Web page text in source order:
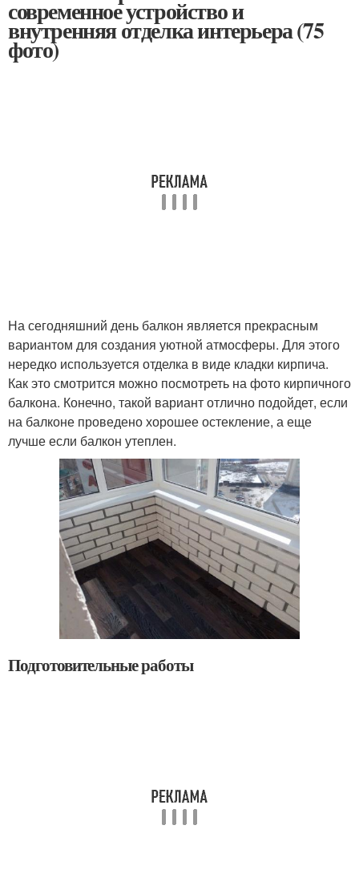
современное устройство и
внутренняя отделка интерьера (75
фото)
На сегодняшний день балкон является прекрасным
вариантом для создания уютной атмосферы. Для этого
нередко используется отделка в виде кладки кирпича.
Как это смотрится можно посмотреть на фото кирпичного
балкона. Конечно, такой вариант отлично подойдет, если
на балконе проведено хорошее остекление, а еще
лучше если балкон утеплен.
Подготовительные работы